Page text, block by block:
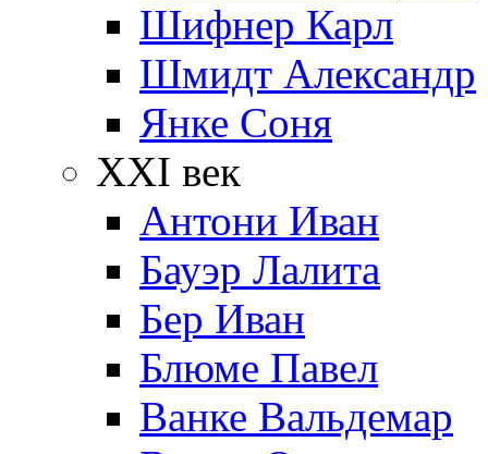
Шифнер Карл
Шмидт Александр
Янке Соня
XXI век
Антони Иван
Бауэр Лалита
Бер Иван
Блюме Павел
Ванке Вальдемар